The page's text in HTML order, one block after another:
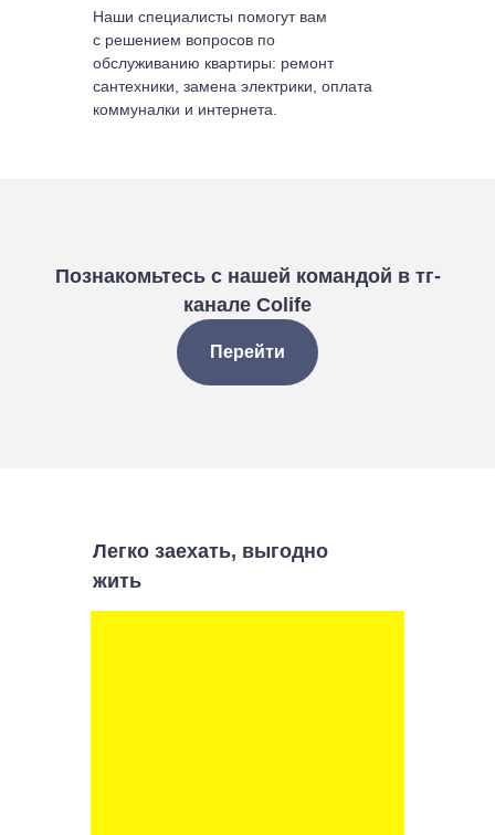
Наши специалисты помогут вам
с решением вопросов по
обслуживанию квартиры: ремонт
сантехники, замена электрики, оплата
коммуналки и интернета.
Познакомьтесь с нашей командой в тг-
канале Colife
Перейти
Легко заехать, выгодно
жить